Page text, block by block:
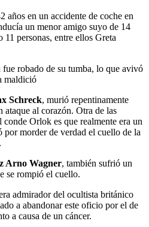
años en un accidente de coche en
un menor amigo suyo de 14
personas, entre ellos Greta
robado de su tumba, lo que avivó
maldició
Schreck, murió repentinamente
al corazón. Otra de las
conde Orlok es que realmente era un
morder de verdad el cuello de la
Arno Wagner, también sufrió un
se rompió el cuello.
admirador del ocultista británico
a abandonar este oficio por el de
a causa de un cáncer.